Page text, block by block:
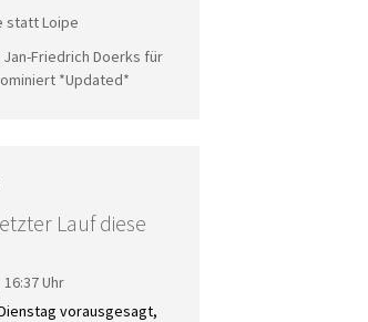
statt Loipe
Jan-Friedrich Doerks für
*Updated*
Lauf diese
16:37 Uhr
vorausgesagt,